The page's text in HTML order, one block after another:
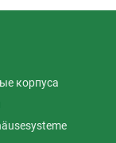
корпуса